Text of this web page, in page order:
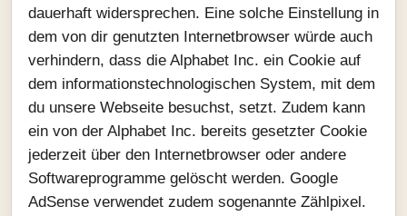
dauerhaft widersprechen. Eine solche Einstellung in
dem von dir genutzten Internetbrowser würde auch
verhindern, dass die Alphabet Inc. ein Cookie auf
dem informationstechnologischen System, mit dem
du unsere Webseite besuchst, setzt. Zudem kann
ein von der Alphabet Inc. bereits gesetzter Cookie
jederzeit über den Internetbrowser oder andere
Softwareprogramme gelöscht werden. Google
AdSense verwendet zudem sogenannte Zählpixel.